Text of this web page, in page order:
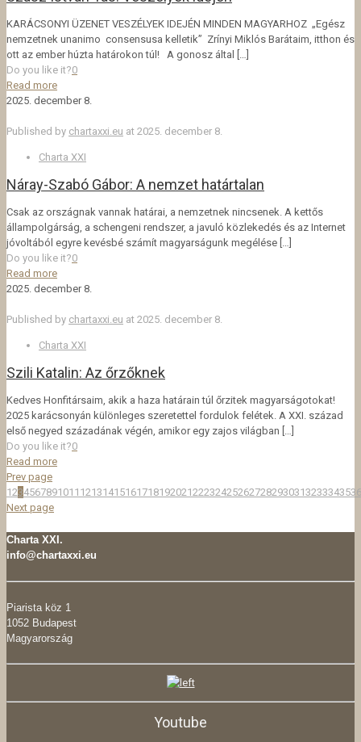
KARÁCSONYI ÜZENET VESZÉLYEK IDEJÉN MINDEN MAGYARHOZ „Egész
nemzetnek unanimo consensusa kelletik” Zrínyi Miklós Barátaim, itthon és
ott az ember húzta határokon túl! A gonosz által
Do you like it?0
Read more
2025. december 8.
Published by chartaxxi.eu at 2025. december 8.
Charta XXI
Náray-Szabó Gábor: A nemzet határtalan
Csak az országnak vannak határai, a nemzetnek nincsenek. A kettős
állampolgárság, a schengeni rendszer, a javuló közlekedés és az Internet
jóvoltából egyre kevésbé számít magyarságunk megélése
Do you like it?0
Read more
2025. december 8.
Published by chartaxxi.eu at 2025. december 8.
Charta XXI
Szili Katalin: Az őrzőknek
Kedves Honfitársaim, akik a haza határain túl őrzitek magyarságotokat!
2025 karácsonyán különleges szeretettel fordulok felétek. A XXI. század
első negyed századának végén, amikor egy zajos világban […]
Do you like it?0
Read more
Prev page
1234567891011 12131415161718192021222324252627282930313233343536
Next page
Charta XXI.
info@chartaxxi.eu
Piarista köz 1
1052 Budapest
Magyarország
Youtube